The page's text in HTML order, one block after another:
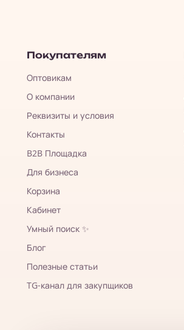
Покупателям
Оптовикам
О компании
Реквизиты и условия
Контакты
B2B Площадка
Для бизнеса
Корзина
Кабинет
Умный поиск ✨
Блог
Полезные статьи
TG-канал для закупщиков